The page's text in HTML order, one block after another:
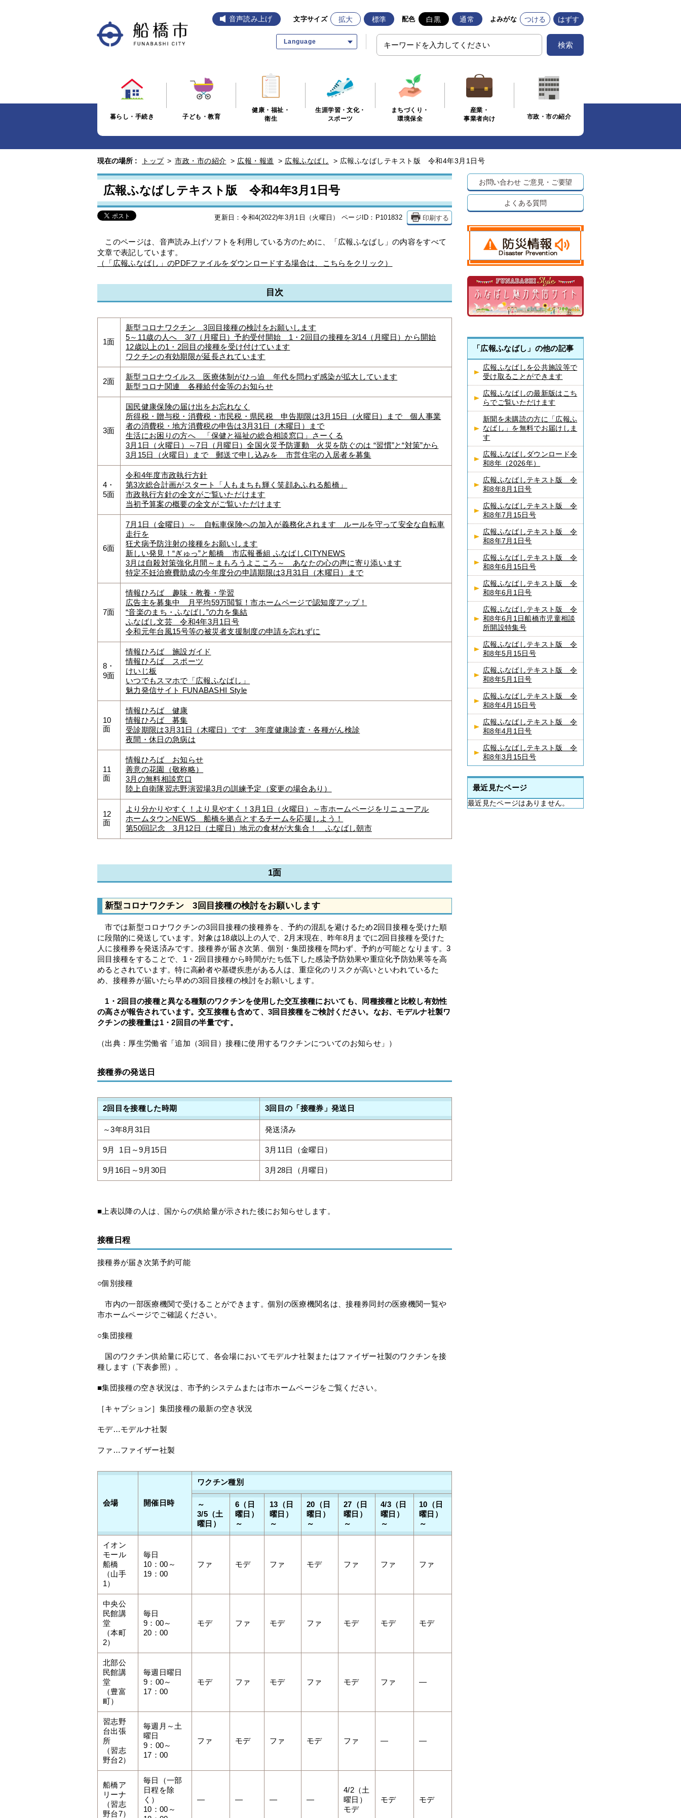
音声読み上げ 文字サイズ 拡大 標準 配色 白黒 通常 よみがな つける はずす
Language 検索
暮らし・手続き 子ども・教育
健康・福祉・
衛生
生涯学習・文化・
スポーツ
まちづくり・
環境保全
産業・
事業者向け
市政・市の紹介
現在の場所 : トップ > 市政・市の紹介 > 広報・報道 > 広報ふなばし > 広報ふなばしテキスト版 令和4年3月1日号
広報ふなばしテキスト版 令和4年3月1日号
更新日：令和4(2022)年3月1日（火曜日） ページID：P101832 印刷する
このページは、音声読み上げソフトを利用している方のために、「広報ふなばし」の内容をすべて
文章で表記しています。
（「広報ふなばし」のPDFファイルをダウンロードする場合は、こちらをクリック）
目次
1面
新型コロナワクチン 3回目接種の検討をお願いします
5～11歳の人へ 3/7（月曜日）予約受付開始 1・2回目の接種を3/14（月曜日）から開始
12歳以上の1・2回目の接種を受け付けています
ワクチンの有効期限が延長されています
2面
新型コロナウイルス 医療体制がひっ迫 年代を問わず感染が拡大しています
新型コロナ関連 各種給付金等のお知らせ
3面
国民健康保険の届け出をお忘れなく
所得税・贈与税・消費税・市民税・県民税 申告期限は3月15日（火曜日）まで 個人事業
者の消費税・地方消費税の申告は3月31日（木曜日）まで
生活にお困りの方へ 「保健と福祉の総合相談窓口」さーくる
3月1日（火曜日）～7日（月曜日）全国火災予防運動 火災を防ぐのは “習慣”と“対策”から
3月15日（火曜日）まで 郵送で申し込みを 市営住宅の入居者を募集
4・
5面
令和4年度市政執行方針
第3次総合計画がスタート「人もまちも輝く笑顔あふれる船橋」
市政執行方針の全文がご覧いただけます
当初予算案の概要の全文がご覧いただけます
6面
7月1日（金曜日）～ 自転車保険への加入が義務化されます ルールを守って安全な自転車
走行を
狂犬病予防注射の接種をお願いします
新しい発見！“ぎゅっ”と船橋 市広報番組 ふなばしCITYNEWS
3月は自殺対策強化月間～まもろうよこころ～ あなたの心の声に寄り添います
特定不妊治療費助成の今年度分の申請期限は3月31日（木曜日）まで
7面
情報ひろば 趣味・教養・学習
広告主を募集中 月平均59万閲覧！市ホームページで認知度アップ！
“音楽のまち・ふなばし”の力を集結
ふなばし文芸 令和4年3月1日号
令和元年台風15号等の被災者支援制度の申請を忘れずに
8・
9面
情報ひろば 施設ガイド
情報ひろば スポーツ
けいじ板
いつでもスマホで「広報ふなばし」
魅力発信サイト FUNABASHI Style
10
面
情報ひろば 健康
情報ひろば 募集
受診期限は3月31日（木曜日）です 3年度健康診査・各種がん検診
夜間・休日の急病は
11
面
情報ひろば お知らせ
善意の花園（敬称略）
3月の無料相談窓口
陸上自衛隊習志野演習場3月の訓練予定（変更の場合あり）
12
面
より分かりやすく！より見やすく！3月1日（火曜日）～市ホームページをリニューアル
ホームタウンNEWS 船橋を拠点とするチームを応援しよう！
第50回記念 3月12日（土曜日）地元の食材が大集合！ ふなばし朝市
1面
新型コロナワクチン 3回目接種の検討をお願いします
市では新型コロナワクチンの3回目接種の接種券を、予約の混乱を避けるため2回目接種を受けた順
に段階的に発送しています。対象は18歳以上の人で、2月末現在、昨年8月までに2回目接種を受けた
人に接種券を発送済みです。接種券が届き次第、個別・集団接種を問わず、予約が可能となります。3
回目接種をすることで、1・2回目接種から時間がたち低下した感染予防効果や重症化予防効果等を高
めるとされています。特に高齢者や基礎疾患がある人は、重症化のリスクが高いといわれているた
め、接種券が届いたら早めの3回目接種の検討をお願いします。
1・2回目の接種と異なる種類のワクチンを使用した交互接種においても、同種接種と比較し有効性
の高さが報告されています。交互接種も含めて、3回目接種をご検討ください。なお、モデルナ社製ワ
クチンの接種量は1・2回目の半量です。
（出典：厚生労働省「追加（3回目）接種に使用するワクチンについてのお知らせ」）
接種券の発送日
2回目を接種した時期 3回目の「接種券」発送日
～3年8月31日 発送済み
9月 1日～9月15日 3月11日（金曜日）
9月16日～9月30日 3月28日（月曜日）
■上表以降の人は、国からの供給量が示された後にお知らせします。
接種日程
接種券が届き次第予約可能
○個別接種
市内の一部医療機関で受けることができます。個別の医療機関名は、接種券同封の医療機関一覧や
市ホームページでご確認ください。
○集団接種
国のワクチン供給量に応じて、各会場においてモデルナ社製またはファイザー社製のワクチンを接
種します（下表参照）。
■集団接種の空き状況は、市予約システムまたは市ホームページをご覧ください。
［キャプション］集団接種の最新の空き状況
モデ…モデルナ社製
ファ…ファイザー社製
会場 開催日時
ワクチン種別
～
3/5（土
曜日）
6（日
曜日）
～
13（日
曜日）
～
20（日
曜日）
～
27（日
曜日）
～
4/3（日
曜日）
～
10（日
曜日）
～
イオン
モール
船橋
（山手
1）
毎日
10：00～
19：00
ファ モデ ファ モデ ファ ファ ファ
中央公
民館講
堂
（本町
2）
毎日
9：00～
20：00
モデ ファ モデ ファ モデ モデ モデ
北部公
民館講
堂
（豊富
町）
毎週日曜日
9：00～
17：00
モデ ファ モデ ファ モデ ファ —
習志野
台出張
所
（習志
野台2）
毎週月～土
曜日
9：00～
17：00
ファ モデ ファ モデ ファ — —
船橋ア
リーナ
（習志
野台7）
毎日（一部
日程を除
く）
10：00～
— — — —
4/2（土
曜日）
モデ
モデ モデ
お問い合わせ ご意見・ご要望
よくある質問
「広報ふなばし」の他の記事
広報ふなばしを公共施設等で
受け取ることができます
広報ふなばしの最新版はこち
らでご覧いただけます
新聞を未購読の方に「広報ふ
なばし」を無料でお届けしま
す
広報ふなばしダウンロード令
和8年（2026年）
広報ふなばしテキスト版 令
和8年8月1日号
広報ふなばしテキスト版 令
和8年7月15日号
広報ふなばしテキスト版 令
和8年7月1日号
広報ふなばしテキスト版 令
和8年6月15日号
広報ふなばしテキスト版 令
和8年6月1日号
広報ふなばしテキスト版 令
和8年6月1日船橋市児童相談
所開設特集号
広報ふなばしテキスト版 令
和8年5月15日号
広報ふなばしテキスト版 令
和8年5月1日号
広報ふなばしテキスト版 令
和8年4月15日号
広報ふなばしテキスト版 令
和8年4月1日号
広報ふなばしテキスト版 令
和8年3月15日号
最近見たページ
最近見たページはありません。